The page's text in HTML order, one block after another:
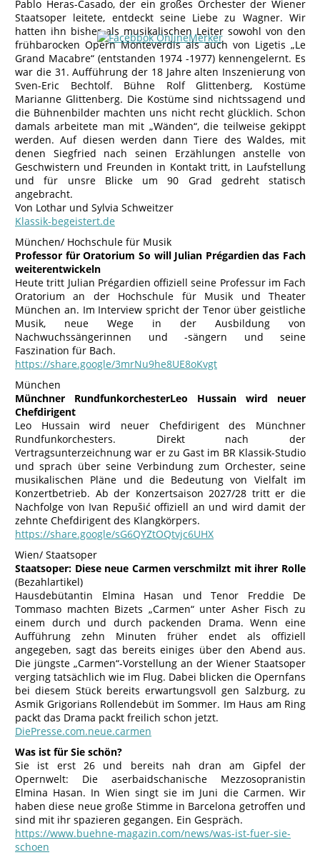
Pablo Heras-Casado, der ein großes Orchester der Wiener
Staatsoper leitete, entdeckt seine Liebe zu Wagner. Wir
hatten ihn bisher als musikalischen Leiter sowohl von den
frühbarocken Opern Monteverdis als auch von Ligetis „Le
Grand Macabre“ (entstanden 1974 -1977) kennengelernt. Es
war die 31. Aufführung der 18 Jahre alten Inszenierung von
Sven-Eric Bechtolf. Bühne Rolf Glittenberg, Kostüme
Marianne Glittenberg. Die Kostüme sind nichtssagend und
die Bühnenbilder machten uns nicht recht glücklich. Schon
damals arbeitete man mit „Wänden“, die teilweise gekippt
werden. Auf diesen werden dann Tiere des Waldes, mit
denen Siegfried nach seinen Erzählungen anstelle von
Geschwistern und Freunden in Kontakt tritt, in Laufstellung
und für unsre Blicke um 90 Grad gedreht statisch
angebracht.
Von Lothar und Sylvia Schweitzer
Klassik-begeistert.de
München/ Hochschule für Musik
Professor für Oratorium So will Julian Prégardien das Fach
weiterentwickeln
Heute tritt Julian Prégardien offiziell seine Professur im Fach
Oratorium an der Hochschule für Musik und Theater
München an. Im Interview spricht der Tenor über geistliche
Musik, neue Wege in der Ausbildung von
Nachwuchssängerinnen und -sängern und seine
Faszination für Bach.
https://share.google/3mrNu9he8UE8oKvgt
München
Münchner RundfunkorchesterLeo Hussain wird neuer
Chefdirigent
Leo Hussain wird neuer Chefdirigent des Münchner
Rundfunkorchesters. Direkt nach der
Vertragsunterzeichnung war er zu Gast im BR Klassik-Studio
und sprach über seine Verbindung zum Orchester, seine
musikalischen Pläne und die Bedeutung von Vielfalt im
Konzertbetrieb. Ab der Konzertsaison 2027/28 tritt er die
Nachfolge von Ivan Repušić offiziell an und wird damit der
zehnte Chefdirigent des Klangkörpers.
https://share.google/sG6QYZtOQtvjc6UHX
Wien/ Staatsoper
Staatsoper: Diese neue Carmen verschmilzt mit ihrer Rolle
(Bezahlartikel)
Hausdebütantin Elmina Hasan und Tenor Freddie De
Tommaso machten Bizets „Carmen“ unter Asher Fisch zu
einem durch und durch packenden Drama. Wenn eine
Aufführung zehn Minuten früher endet als offiziell
angegeben, sagt das bereits einiges über den Abend aus.
Die jüngste „Carmen“-Vorstellung an der Wiener Staatsoper
verging tatsächlich wie im Flug. Dabei blicken die Opernfans
bei diesem Stück bereits erwartungsvoll gen Salzburg, zu
Asmik Grigorians Rollendebüt im Sommer. Im Haus am Ring
packt das Drama packt freilich schon jetzt.
DiePresse.com.neue.carmen
Was ist für Sie schön?
Sie ist erst 26 und bereits nah dran am Gipfel der
Opernwelt: Die aserbaidschanische Mezzosopranistin
Elmina Hasan. In Wien singt sie im Juni die Carmen. Wir
haben diese neue große Stimme in Barcelona getroffen und
sind mit ihr spazieren gegangen. Ein Gespräch.
https://www.buehne-magazin.com/news/was-ist-fuer-sie-
schoen